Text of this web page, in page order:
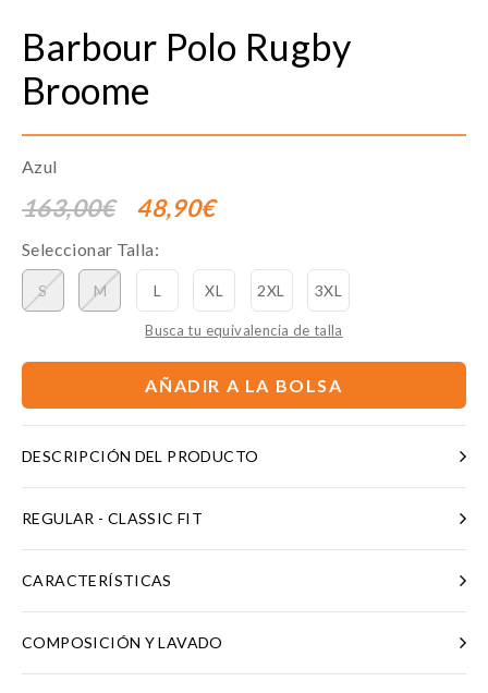
Barbour Polo Rugby
Broome
Azul
163,00€ 48,90€
Seleccionar Talla:
S M L XL 2XL 3XL
Busca tu equivalencia de talla
AÑADIR A LA BOLSA
DESCRIPCIÓN DEL PRODUCTO
REGULAR - CLASSIC FIT
CARACTERÍSTICAS
COMPOSICIÓN Y LAVADO